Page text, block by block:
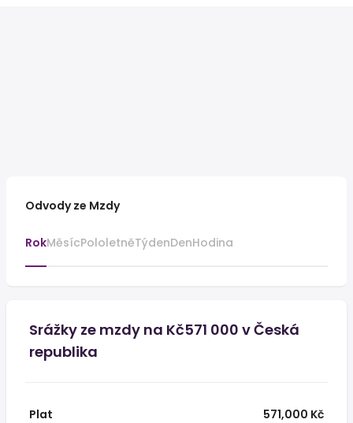
Odvody ze Mzdy
RokMěsícPololetněTýdenDenHodina
Srážky ze mzdy na Kč571 000 v Česká
republika
Plat
571,000 Kč